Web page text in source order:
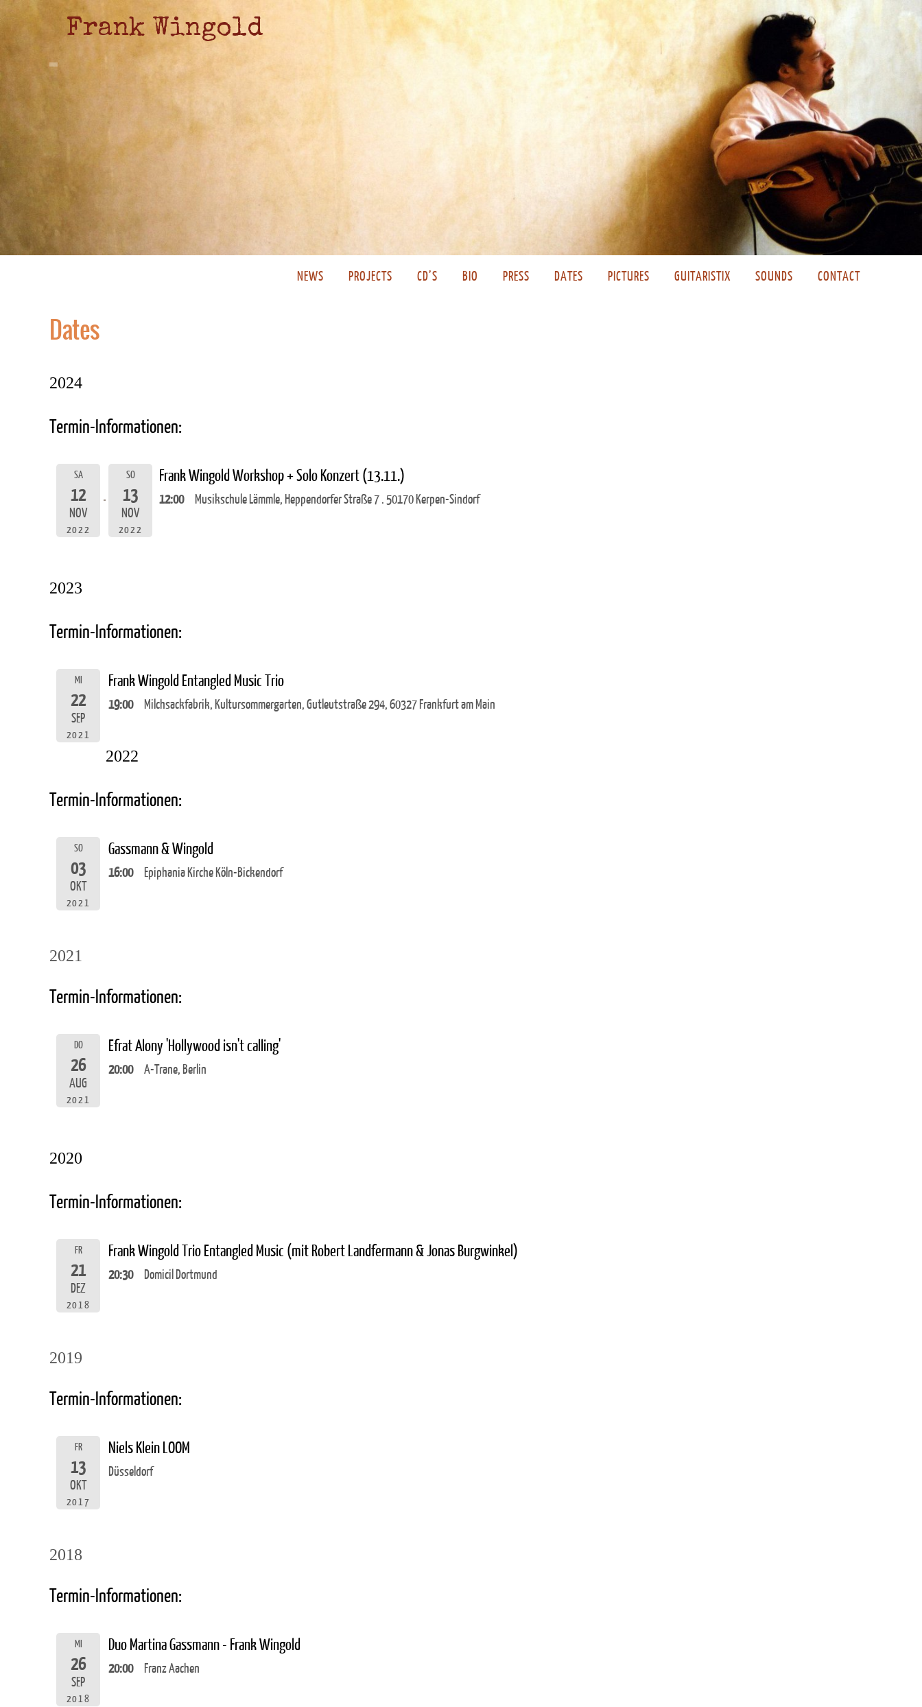
Frank Wingold
NEWS PROJECTS CD’S BIO PRESS DATES PICTURES GUITARISTIX SOUNDS CONTACT
Dates
2024
Termin-Informationen:
SA
12
NOV
2022
SO
13
NOV
2022
Frank Wingold Workshop + Solo Konzert (13.11.)
12:00 Musikschule Lämmle, Heppendorfer Straße 7 . 50170 Kerpen-Sindorf
2023
Termin-Informationen:
MI
22
SEP
2021
Frank Wingold Entangled Music Trio
19:00 Milchsackfabrik, Kultursommergarten, Gutleutstraße 294, 60327 Frankfurt am Main
2022
Termin-Informationen:
SO
03
OKT
2021
Gassmann & Wingold
16:00 Epiphania Kirche Köln-Bickendorf
2021
Termin-Informationen:
DO
26
AUG
2021
Efrat Alony 'Hollywood isn't calling'
20:00 A-Trane, Berlin
2020
Termin-Informationen:
FR
21
DEZ
2018
Frank Wingold Trio Entangled Music (mit Robert Landfermann & Jonas Burgwinkel)
20:30 Domicil Dortmund
2019
Termin-Informationen:
FR
13
OKT
2017
Niels Klein LOOM
Düsseldorf
2018
Termin-Informationen:
MI
26
SEP
2018
Duo Martina Gassmann - Frank Wingold
20:00 Franz Aachen